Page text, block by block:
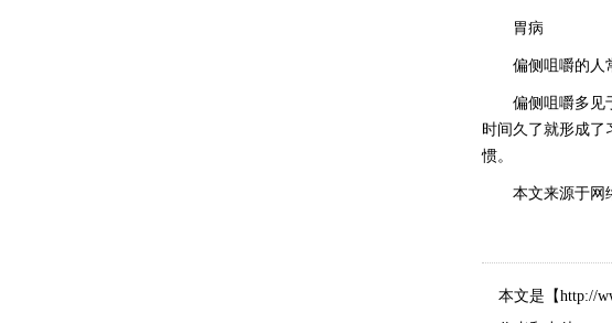
胃病
偏侧咀嚼的人常
偏侧咀嚼多见于
时间久了就形成
惯。
本文来源于网络
本文是【http://